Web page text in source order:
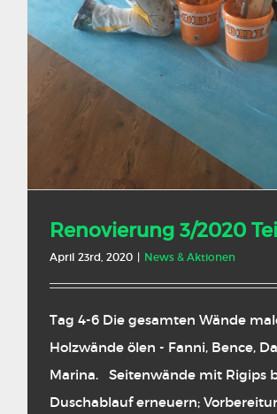
Renovierung 3/2020
April 23rd, 2020 | News & Aktionen
Tag 4-6 Die gesamten Wände
Holzwände ölen - Fanni, Bence,
Marina. Seitenwände mit Rigips
Duschablauf erneuern;